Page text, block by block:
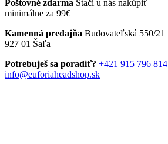
vybrať
na
produktu.
through
40,00 €
má
viacero
Možnosti
vybrať
na
Poštovné zdarma Stačí u nás nakúpiť
minimálne za 99€
Kamenná predajňa Budovateľská 550/21
927 01 Šaľa
Potrebuješ sa poradiť? +421 915 796 814
info@euforiaheadshop.sk